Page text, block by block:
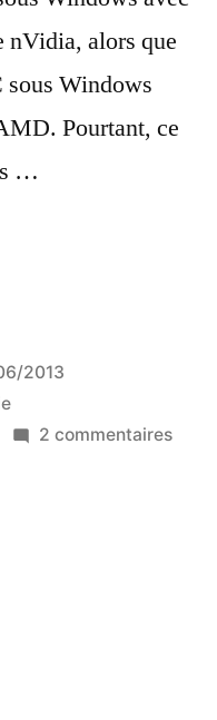
nVidia, alors que
Windows
Pourtant, ce
…
2013
2 commentairessur